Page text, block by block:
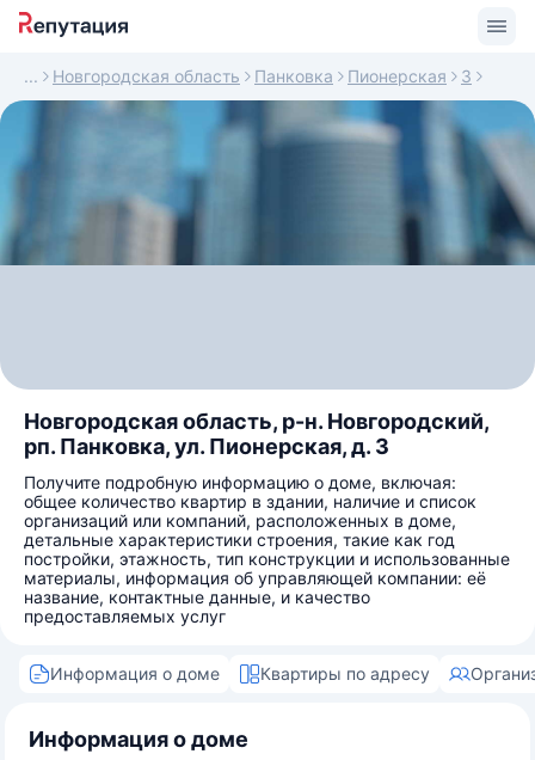
Новгородская область Панковка Пионерская 3
Новгородская область, р-н. Новгородский,
рп. Панковка, ул. Пионерская, д. 3
Получите подробную информацию о доме, включая:
общее количество квартир в здании, наличие и список
организаций или компаний, расположенных в доме,
детальные характеристики строения, такие как год
постройки, этажность, тип конструкции и использованные
материалы, информация об управляющей компании: её
название, контактные данные, и качество
предоставляемых услуг
Информация о доме Квартиры по адресу
Информация о доме